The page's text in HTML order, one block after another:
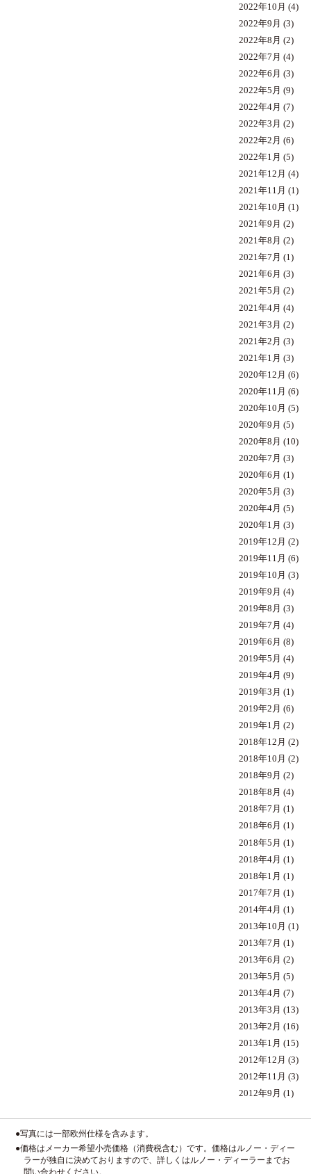
2022年10月 (4)
2022年9月 (3)
2022年8月 (2)
2022年7月 (4)
2022年6月 (3)
2022年5月 (9)
2022年4月 (7)
2022年3月 (2)
2022年2月 (6)
2022年1月 (5)
2021年12月 (4)
2021年11月 (1)
2021年10月 (1)
2021年9月 (2)
2021年8月 (2)
2021年7月 (1)
2021年6月 (3)
2021年5月 (2)
2021年4月 (4)
2021年3月 (2)
2021年2月 (3)
2021年1月 (3)
2020年12月 (6)
2020年11月 (6)
2020年10月 (5)
2020年9月 (5)
2020年8月 (10)
2020年7月 (3)
2020年6月 (1)
2020年5月 (3)
2020年4月 (5)
2020年1月 (3)
2019年12月 (2)
2019年11月 (6)
2019年10月 (3)
2019年9月 (4)
2019年8月 (3)
2019年7月 (4)
2019年6月 (8)
2019年5月 (4)
2019年4月 (9)
2019年3月 (1)
2019年2月 (6)
2019年1月 (2)
2018年12月 (2)
2018年10月 (2)
2018年9月 (2)
2018年8月 (4)
2018年7月 (1)
2018年6月 (1)
2018年5月 (1)
2018年4月 (1)
2018年1月 (1)
2017年7月 (1)
2014年4月 (1)
2013年10月 (1)
2013年7月 (1)
2013年6月 (2)
2013年5月 (5)
2013年4月 (7)
2013年3月 (13)
2013年2月 (16)
2013年1月 (15)
2012年12月 (3)
2012年11月 (3)
2012年9月 (1)
●写真には一部欧州仕様を含みます。
●価格はメーカー希望小売価格（消費税含む）です。価格はルノー・ディー
ラーが独自に決めておりますので、詳しくはルノー・ディーラーまでお
問い合わせください。